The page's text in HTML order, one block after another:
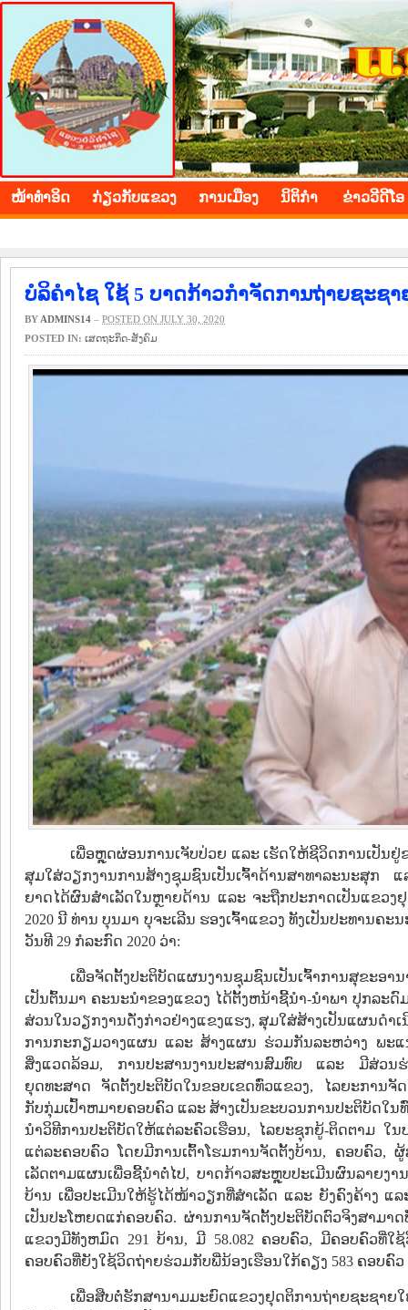
BOLIKHAMXAY PROVINCE
ໜ້າ​ທຳ​ອິດ ​ກ່ຽວ​ກັບ​ແຂວງ ​ການ​ເມືອງ ນິ​ຕິ​ກຳ ຂ່າວ​ວີ​ດີ​ໂອ
ບໍລິຄຳໄຊ ໃຊ້ 5 ບາດກ້າວກຳຈັດການຖ່າຍຊະຊາ
BY ADMINS14 – POSTED ON JULY 30, 2020
POSTED IN: ​ເສດ​ຖະ​ກິດ-ສັງ​ຄົມ
ເພື່ອຫຼຸດຜ່ອນການເຈັບປ່ວຍ ແລະ ເຮັດໃຫ້ຊີວິດການເປັນ
ສຸມໃສ່ວຽກງານການສ້າງຊຸມຊົນເປັນເຈົ້າດ້ານສາທາລະນະສຸ
ຍາດໄດ້ຜົນສຳເລັດໃນຫຼາຍດ້ານ ແລະ ຈະຖືກປະກາດເປັນແຂວ
2020 ນີ ທ່ານ ບຸນມາ ບຸຈະເລີນ ຮອງເຈົ້າແຂວງ ທັງເປັນປະທານ
ວັນທີ 29 ກໍລະກົດ 2020 ວ່າ:
ເພື່ອຈັດຕັ້ງປະຕິບັດແຜນງານຊຸມຊົນເປັນເຈົ້າການສຸຂະອາ
ເປັນຕົ້ນມາ ຄະນະນໍາຂອງແຂວງ ໄດ້ຕັ້ງຫນ້າຊີ້ນໍາ-ນໍາພາ ປຸກລະ
ສ່ວນໃນວຽກງານດັ່ງກ່າວຢ່າງແຂງແຮງ, ສຸມໃສ່ສ້າງເປັນແຜນດໍາ
ການກະກຽມວາງແຜນ ແລະ ສ້າງແຜນ ຮ່ວມກັນລະຫວ່າງ ພະ
ສິ່ງແວດລ້ອມ, ການປະສານງານປະສານສົມທົບ ແລະ ມີສ່ວນຮ່
ຍຸດທະສາດ ຈັດຕັ້ງປະຕິບັດໃນຂອບເຂດທົ່ວແຂວງ, ໄລຍະການຈັ
ກັບກຸ່ມເປົ້າຫມາຍຄອບຄົວ ແລະ ສ້າງເປັນຂະບວນການປະຕິບັດໃ
ນໍາວິທີການປະຕິບັດໃຫ້ແຕ່ລະຄົວເຮືອນ, ໄລຍະຊຸກຍູ້-ຕິດຕາມ ໃ
ແຕ່ລະຄອບຄົວ ໂດຍມີການເຕົ້າໂຮມການຈັດຕັ້ງບ້ານ, ຄອບຄົວ,
ເລັດຕາມແຜນເພື່ອຊີ້ນໍາຕໍ່ໄປ, ບາດກ້າວສະຫຼຸບປະເມີນຜົນລາຍງ
ບ້ານ ເພື່ອປະເມີນໃຫ້ຮູ້ໄດ້ໜ້າວຽກທີ່ສໍາເລັດ ແລະ ຍັງຄົງຄ້າງ
ເປັນປະໂຫຍດແກ່ຄອບຄົວ. ຜ່ານການຈັດຕັ້ງປະຕິບັດຕົວຈິງສາມາ
ແຂວງມີທັງຫມົດ 291 ບ້ານ, ມີ 58.082 ຄອບຄົວ, ມີຄອບຄົວທີ່ໃຊ້
ຄອບຄົວທີ່ຍັງໃຊ້ວິດຖ່າຍຮ່ວມກັບພີ່ນ້ອງເຮືອນໃກ້ຄຽງ 583 ຄອບຄົວ
ເພື່ອສືບຕໍ່ຮັກສານາມມະຍົດແຂວງຢຸດຕິການຖ່າຍຊະຊາຍ